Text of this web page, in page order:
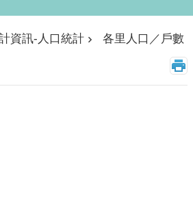
資訊-人口統計 各里人口／戶數